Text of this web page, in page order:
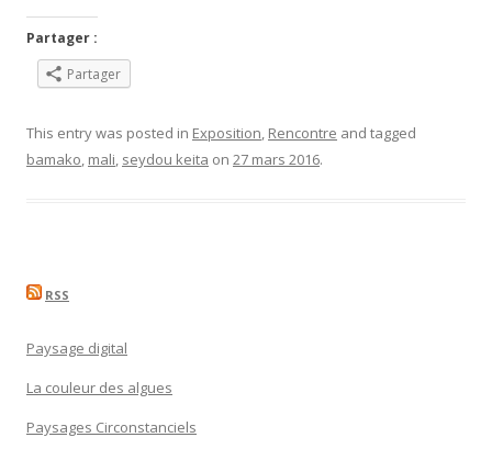
Partager :
Partager
This entry was posted in Exposition, Rencontre and tagged
bamako, mali, seydou keita on 27 mars 2016.
RSS
Paysage digital
La couleur des algues
Paysages Circonstanciels